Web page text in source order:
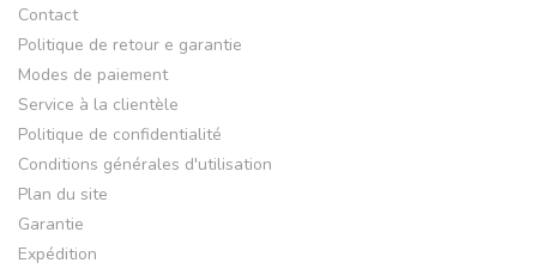
Contact
Politique de retour e garantie
Modes de paiement
Service à la clientèle
Politique de confidentialité
Conditions générales d'utilisation
Plan du site
Garantie
Expédition